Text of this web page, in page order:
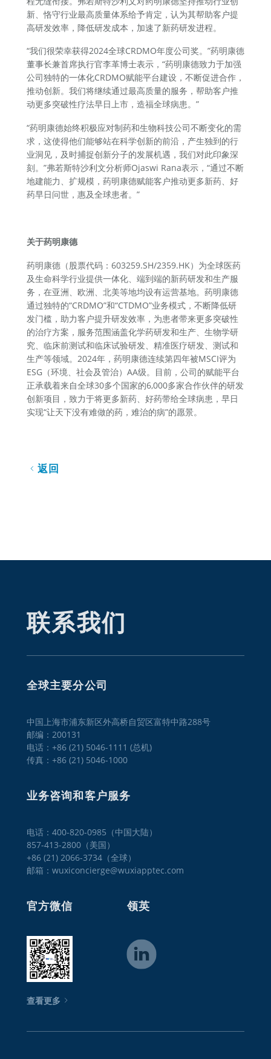
新、恪守行业最高质量体系给予肯定，认为其帮助客户提
高研发效率，降低研发成本，加速了新药研发进程。
“我们很荣幸获得2024全球CRDMO年度公司奖。”药明康德
董事长兼首席执行官李革博士表示，“药明康德致力于加强
公司独特的一体化CRDMO赋能平台建设，不断促进合作，
推动创新。我们将继续通过最高质量的服务，帮助客户推
动更多突破性疗法早日上市，造福全球病患。”
“药明康德始终积极应对制药和生物科技公司不断变化的需
求，这使得他们能够站在科学创新的前沿，产生独到的行
业洞见，及时捕捉创新分子的发展机遇，我们对此印象深
刻。”弗若斯特沙利文分析师Ojaswi Rana表示，“通过不断
地建能力、扩规模，药明康德赋能客户推动更多新药、好
药早日问世，惠及全球患者。”
关于药明康德
药明康德（股票代码：603259.SH/2359.HK）为全球医药
及生命科学行业提供一体化、端到端的新药研发和生产服
务，在亚洲、欧洲、北美等地均设有运营基地。药明康德
通过独特的“CRDMO”和“CTDMO”业务模式，不断降低研
发门槛，助力客户提升研发效率，为患者带来更多突破性
的治疗方案，服务范围涵盖化学药研发和生产、生物学研
究、临床前测试和临床试验研发、精准医疗研发、测试和
生产等领域。2024年，药明康德连续第四年被MSCI评为
ESG（环境、社会及管治）AA级。目前，公司的赋能平台
正承载着来自全球30多个国家的6,000多家合作伙伴的研发
创新项目，致力于将更多新药、好药带给全球病患，早日
实现“让天下没有难做的药，难治的病”的愿景。
返回
联系我们
全球主要分公司
中国上海市浦东新区外高桥自贸区富特中路288号
邮编：200131
电话：+86 (21) 5046-1111 (总机)
传真：+86 (21) 5046-1000
业务咨询和客户服务
电话：400-820-0985（中国大陆）
857-413-2800（美国）
+86 (21) 2066-3734（全球）
邮箱：wuxiconcierge@wuxiapptec.com
官方微信 领英
查看更多